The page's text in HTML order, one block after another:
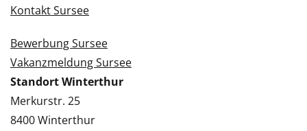
Kontakt Sursee
Bewerbung Sursee
Vakanzmeldung Sursee
Standort Winterthur
Merkurstr. 25
8400 Winterthur